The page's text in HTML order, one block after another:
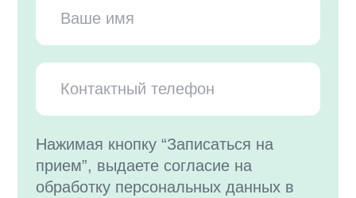
Нажимая кнопку “Записаться на
прием”, выдаете согласие на
обработку персональных данных в